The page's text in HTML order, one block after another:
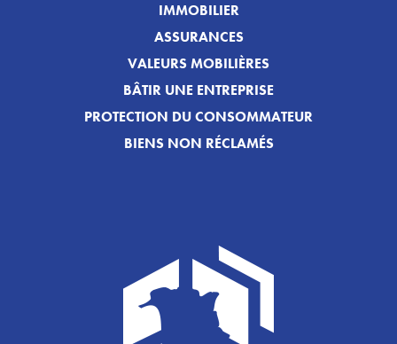
IMMOBILIER
ASSURANCES
VALEURS MOBILIÈRES
BÂTIR UNE ENTREPRISE
PROTECTION DU CONSOMMATEUR
BIENS NON RÉCLAMÉS